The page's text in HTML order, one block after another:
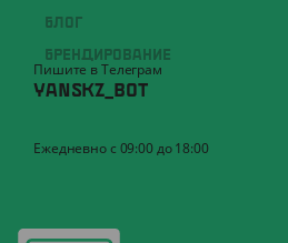
БЛОГ
БРЕНДИРОВАНИЕ
Пишите в Телеграм
YANSKZ_BOT
Ежедневно с 09:00 до 18:00